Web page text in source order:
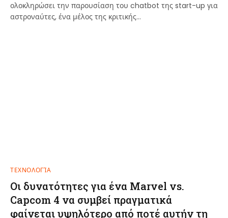
ολοκληρώσει την παρουσίαση του chatbot της start-up για
αστροναύτες, ένα μέλος της κριτικής…
ΤΕΧΝΟΛΟΓΊΑ
Οι δυνατότητες για ένα Marvel vs.
Capcom 4 να συμβεί πραγματικά
φαίνεται υψηλότερο από ποτέ αυτήν τη